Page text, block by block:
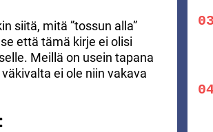
siitä, mitä ”tossun alla”
että tämä kirje ei olisi
Meillä on usein tapana
ei ole niin vakava